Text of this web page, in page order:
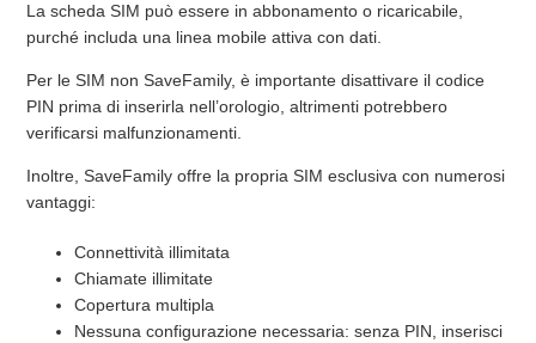
Quali vantaggi offre la SIM SaveFamily rispetto ad altre?
La mia SIM non è di SaveFamily, c'è un passaggio
aggiuntivo?
La scheda SIM può essere in abbonamento o ricaricabile,
purché includa una linea mobile attiva con dati.
Per le SIM non SaveFamily, è importante disattivare il codice
PIN prima di inserirla nell’orologio, altrimenti potrebbero
verificarsi malfunzionamenti.
Inoltre, SaveFamily offre la propria SIM esclusiva con numerosi
vantaggi:
Connettività illimitata
Chiamate illimitate
Copertura multipla
Nessuna configurazione necessaria: senza PIN, inserisci